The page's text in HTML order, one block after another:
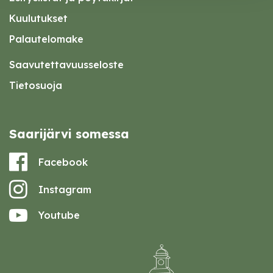
Kuulutukset
Palautelomake
Saavutettavuusseloste
Tietosuoja
Saarijärvi somessa
Facebook
Instagram
Youtube